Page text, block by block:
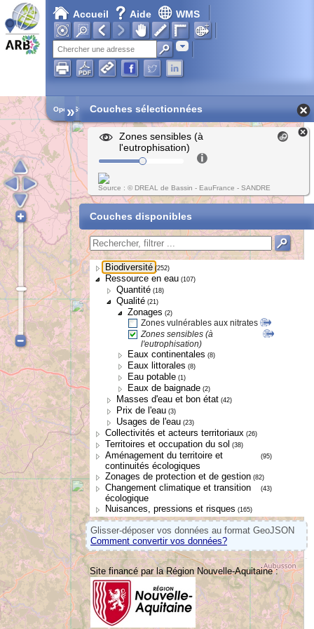
Accueil Aide WMS
Adresse
Open Street Map
» Couches sélectionnées
Zones sensibles (à
l'eutrophisation)
Source : © DREAL de Bassin - EauFrance - SANDRE
Couches disponibles
Biodiversité (252)
Ressource en eau (107)
Quantité (18)
Qualité (21)
Zonages (2)
Zones vulnérables aux nitrates
Zones sensibles (à
l'eutrophisation)
Eaux continentales (8)
Eaux littorales (8)
Eau potable (1)
Eaux de baignade (2)
Masses d'eau et bon état (42)
Prix de l'eau (3)
Usages de l'eau (23)
Collectivités et acteurs territoriaux (26)
Territoires et occupation du sol (38)
Aménagement du territoire et
continuités écologiques
(95)
Zonages de protection et de gestion (82)
Changement climatique et transition
écologique
(43)
Nuisances, pressions et risques (165)
Glisser-déposer vos données au format GeoJSON
Comment convertir vos données?
Site financé par la Région Nouvelle-Aquitaine :